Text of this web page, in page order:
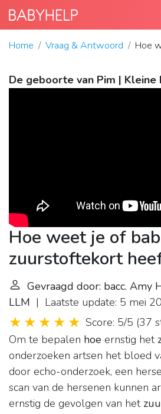
Home Vraag & Antwoord Hoe
De geboorte van Pim | Kleine
Hoe weet je of
zuurstoftekort
Gevraagd door: bacc. Amy
LLM | Laatste update: 5 mei
Score: 5/5 (37
Om te bepalen hoe ernstig het
onderzoeken artsen het bloed
door echo-onderzoek, een
scan van de hersenen kunnen
ernstig de gevolgen van het